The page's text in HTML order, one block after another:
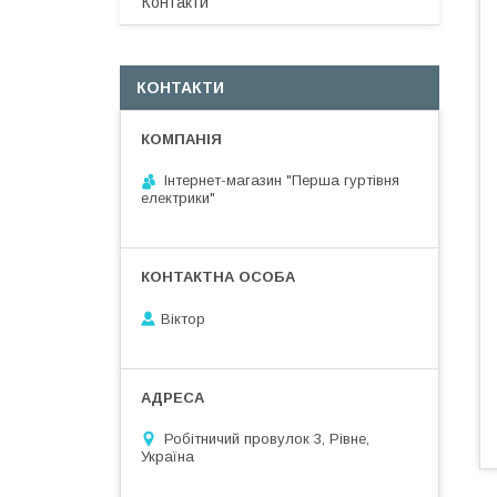
КОНТАКТИ
Інтернет-магазин "Перша гуртівня
електрики"
Віктор
Робітничий провулок 3, Рівне,
Україна